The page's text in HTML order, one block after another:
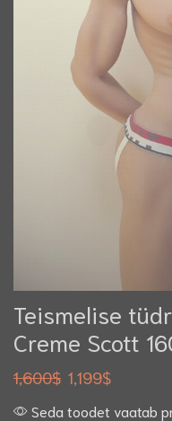
Teismelise
Creme Scott
1,600$ 1,199$
Seda toodet vaatab